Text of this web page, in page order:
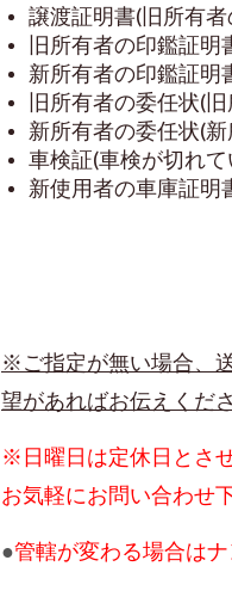
譲渡証明書(旧所有
旧所有者の印鑑証明
新所有者の印鑑証明
旧所有者の委任状(
新所有者の委任状(
車検証(車検が切れ
新使用者の車庫証明
※ご指定が無い場合、
望があればお伝えくださ
※日曜日は定休日とさ
お気軽にお問い合わせ
●管轄が変わる場合は